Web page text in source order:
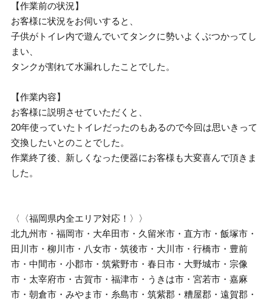
【作業前の状況】
お客様に状況をお伺いすると、
子供がトイレ内で遊んでいてタンクに勢いよくぶつかってし
まい、
タンクが割れて水漏れしたことでした。
【作業内容】
お客様に説明させていただくと、
20年使っていたトイレだったのもあるので今回は思いきって
交換したいとのことでした。
作業終了後、新しくなった便器にお客様も大変喜んで頂きま
した。
〈〈福岡県内全エリア対応！〉〉
北九州市・福岡市・大牟田市・久留米市・直方市・飯塚市・
田川市・柳川市・八女市・筑後市・大川市・行橋市・豊前
市・中間市・小郡市・筑紫野市・春日市・大野城市・宗像
市・太宰府市・古賀市・福津市・うきは市・宮若市・嘉麻
市・朝倉市・みやま市・糸島市・筑紫郡・糟屋郡・遠賀郡・